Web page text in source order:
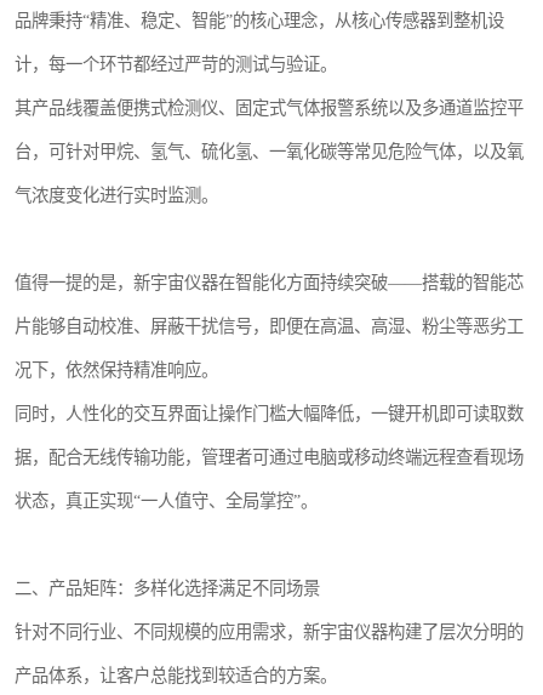
品牌秉持“精准、稳定、智能”的核心理念，从核心传感器到整机设
计，每一个环节都经过严苛的测试与验证。
其产品线覆盖便携式检测仪、固定式气体报警系统以及多通道监控平
台，可针对甲烷、氢气、硫化氢、一氧化碳等常见危险气体，以及氧
气浓度变化进行实时监测。
值得一提的是，新宇宙仪器在智能化方面持续突破——搭载的智能芯
片能够自动校准、屏蔽干扰信号，即便在高温、高湿、粉尘等恶劣工
况下，依然保持精准响应。
同时，人性化的交互界面让操作门槛大幅降低，一键开机即可读取数
据，配合无线传输功能，管理者可通过电脑或移动终端远程查看现场
状态，真正实现“一人值守、全局掌控”。
二、产品矩阵：多样化选择满足不同场景
针对不同行业、不同规模的应用需求，新宇宙仪器构建了层次分明的
产品体系，让客户总能找到较适合的方案。